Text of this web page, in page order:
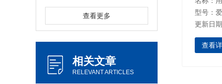
查看更多
相关文章
RELEVANT ARTICLES
型号：
更新日
查看